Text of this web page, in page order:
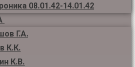
08.01.42-14.01.42
Г.А.
К.К.
К.В.